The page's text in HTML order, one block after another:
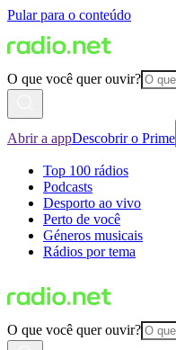
Pular para o conteúdo
O que você quer ouvir?
Abrir a appDescobrir o Prime
Top 100 rádios
Podcasts
Desporto ao vivo
Perto de você
Géneros musicais
Rádios por tema
O que você quer ouvir?